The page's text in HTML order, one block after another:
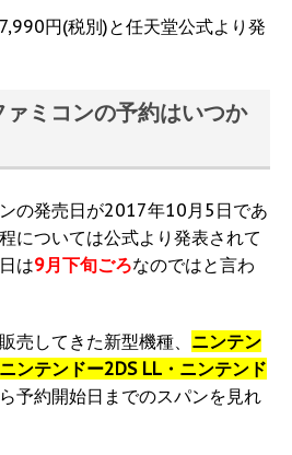
円(税別)と任天堂公式より発
ミコンの予約はいつか
の発売日が2017年10月5日であ
については公式より発表されて
は9月下旬ごろなのではと言わ
売してきた新型機種、 ニンテン
ンテンドー2DS LL・ニンテンド
予約開始日までのスパンを見れ